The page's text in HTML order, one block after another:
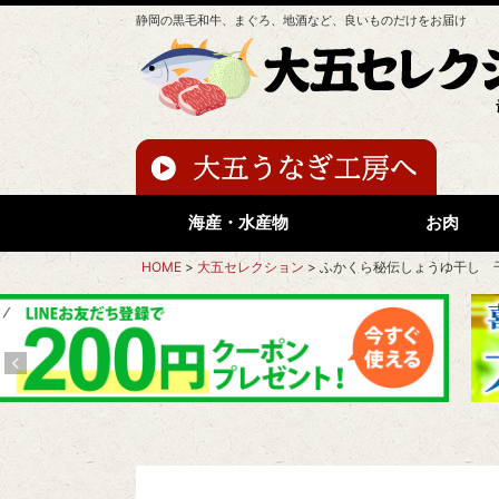
静岡の黒毛和牛、まぐろ、地酒など、良いものだけをお届け
海産・水産物 お肉
HOME 大五セレクション ふかくら秘伝しょうゆ干し